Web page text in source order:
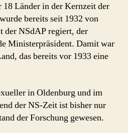
Zeit
18 Länder in der Kernzeit der
bereits seit 1932 von
der NSdAP regiert, der
Ministerpräsident. Damit war
das bereits vor 1933 eine
in Oldenburg und im
der NS-Zeit ist bisher nur
der Forschung gewesen.